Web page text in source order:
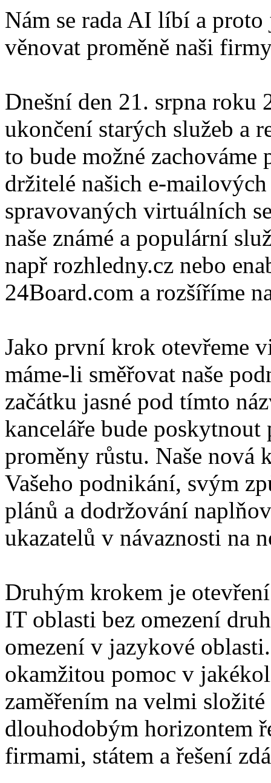
Nám se rada AI líbí a
věnovat proměně naši
Dnešní den 21. srpna roku
ukončení starých služeb a
to bude možné
držitelé našich e-
spravovaných virtuálních
naše známé a populární
např rozhledny.cz nebo
24Board.com a rozšíříme
Jako první krok otevřeme
máme-li směřovat naše
začátku jasné pod tímto
kanceláře bude
proměny růstu. Naše nová
Vašeho podnikání, svým
plánů a dodržování
ukazatelů v návaznosti na
Druhým krokem je
IT oblasti bez omezení
omezení v jazykové
okamžitou pomoc v
zaměřením na velmi
dlouhodobým horizontem
firmami, státem a řešení